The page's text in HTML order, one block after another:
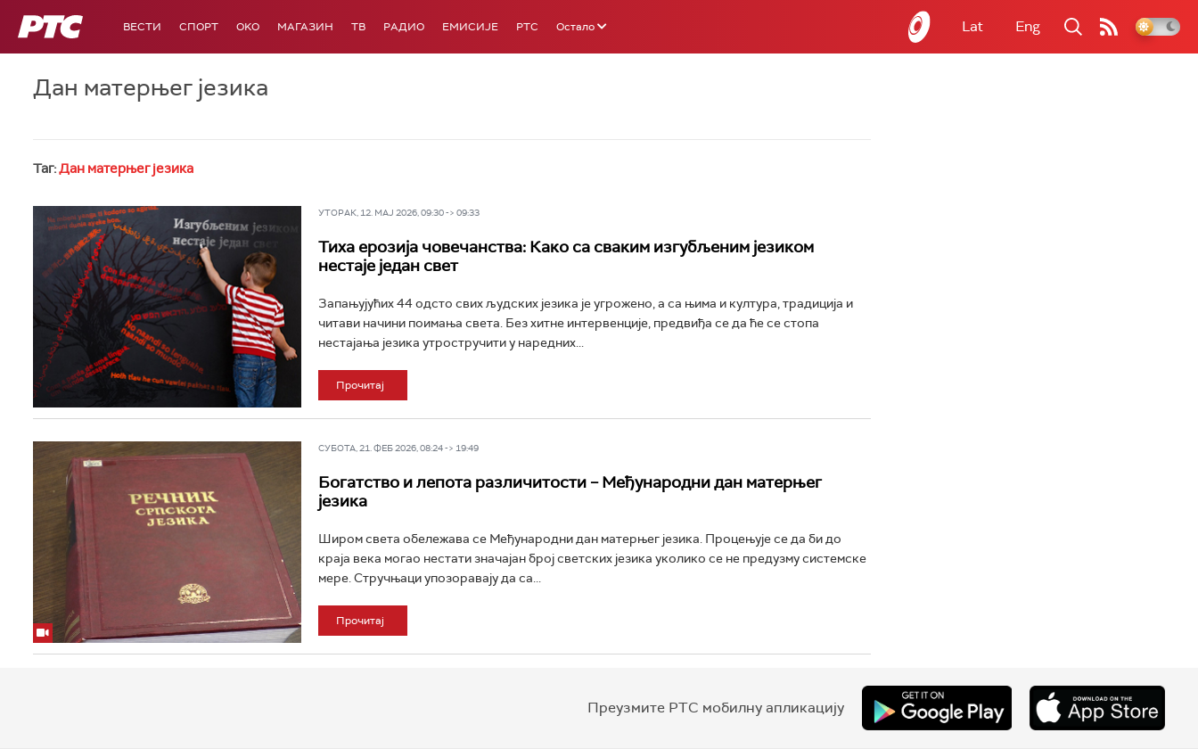
РТС ВЕСТИ СПОРТ OKO МАГАЗИН ТВ РАДИО ЕМИСИЈЕ РТС Остало Lat Eng
Дан матерњег језика
Таг:Дан матерњег језика
УТОРАК, 12. МАЈ 2026, 09:30 -> 09:33
Тиха ерозија човечанства: Како са сваким изгубљеним језиком
нестаје један свет
Запањујућих 44 одсто свих људских језика је угрожено, а са њима и култура, традиција и
читави начини поимања света. Без хитне интервенције, предвиђа се да ће се стопа
нестајања језика утростручити у наредних...
Прочитај
СУБОТА, 21. ФЕБ 2026, 08:24 -> 19:49
Богатство и лепота различитости – Међународни дан матерњег
језика
Широм света обележава се Међународни дан матерњег језика. Процењује се да би до
краја века могао нестати значајан број светских језика уколико се не предузму системске
мере. Стручњаци упозоравају да са...
Прочитај
Преузмите РТС мобилну апликацију